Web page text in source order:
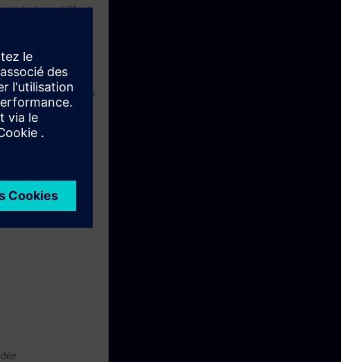
points de contrôle et
de première
aux gestionnaires
bénéficiez avec